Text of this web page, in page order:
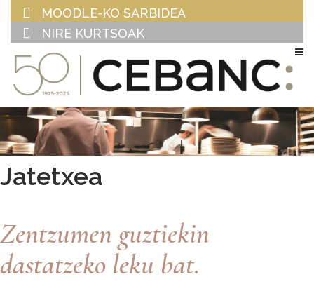
MOODLE-KO SARBIDEA
NIRE KURTSOAK
EU ES
Jatetxea
Zentzumen guztiekin
dastatzeko leku bat.